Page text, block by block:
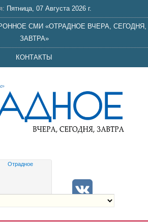
Пятница, 07 Августа 2026 г.
СМИ «ОТРАДНОЕ ВЧЕРА, СЕГОДНЯ,
ЗАВТРА»
КОНТАКТЫ
Отрадное